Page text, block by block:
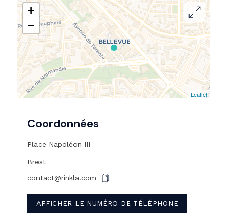
+
−
Leaflet
Coordonnées
Place Napoléon III
Brest
contact@rinkla.com
AFFICHER LE NUMÉRO DE TÉLÉPHONE